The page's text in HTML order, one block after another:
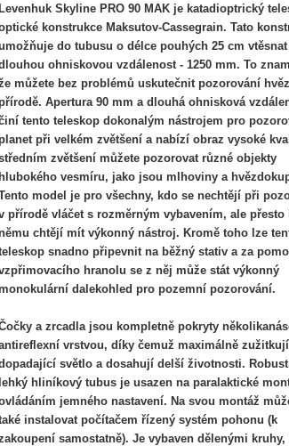
Levenhuk Skyline PRO 90 MAK je katadioptrický
konstrukce Maksutov-Cassegrain. Tato
do tubusu o délce pouhých 25 cm vtěsnat
ohniskovou vzdálenost - 1250 mm. To
můžete bez problémů uskutečnit pozorování
Apertura 90 mm a dlouhá ohnisková
tento teleskop dokonalým nástrojem pro
při velkém zvětšení a nabízí obraz vysoké
zvětšení můžete pozorovat různé objekty
hlubokého vesmíru, jako jsou mlhoviny a
model je pro všechny, kdo se nechtějí při
přírodě vláčet s rozměrným vybavením, ale přesto
chtějí mít výkonný nástroj. Kromě toho lze
snadno připevnit na běžný stativ a za
hranolu se z něj může stát výkonný
dalekohled pro pozemní pozorování.
a zrcadla jsou kompletně pokryty
vrstvou, díky čemuž maximálně zužitkují
světlo a dosahují delší životnosti.
lehký hliníkový tubus je usazen na paralaktické
jemného nastavení. Na svou montáž
instalovat počítačem řízený systém pohonu (k
samostatně). Je vybaven dělenými kruhy,